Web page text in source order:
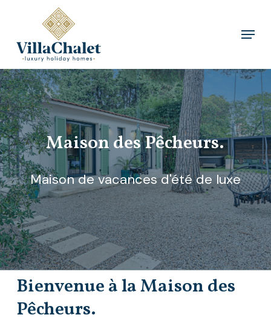
main
content
Menu
Maison des Pêcheurs.
Maison de vacances d'été de luxe
Bienvenue à la Maison des
Pêcheurs.
Close